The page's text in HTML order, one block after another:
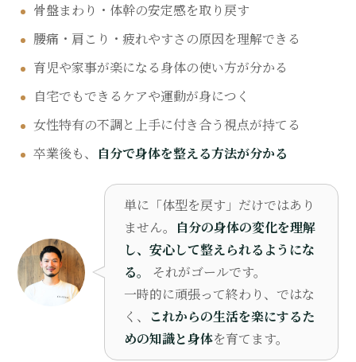
骨盤まわり・体幹の安定感を取り戻す
腰痛・肩こり・疲れやすさの原因を理解できる
育児や家事が楽になる身体の使い方が分かる
自宅でもできるケアや運動が身につく
女性特有の不調と上手に付き合う視点が持てる
卒業後も、
自分で身体を整える方法が分かる
単に「体型を戻す」だけではあり
ません。
自分の身体の変化を理解
し、安心して整えられるようにな
る。
それがゴールです。
一時的に頑張って終わり、ではな
く、
これからの生活を楽にするた
めの知識と身体を育てます。